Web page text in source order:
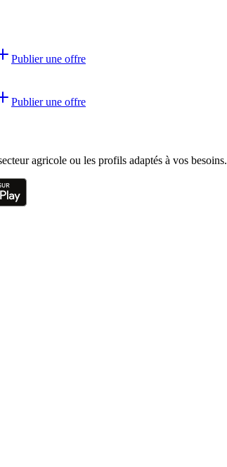
Publier une offre
Publier une offre
agricole ou les profils adaptés à vos besoins.